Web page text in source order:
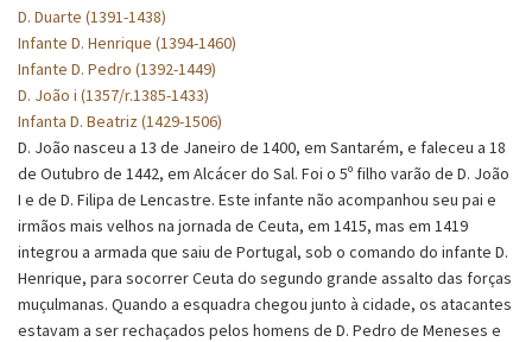
D. Duarte (1391-1438)
Infante D. Henrique (1394-1460)
Infante D. Pedro (1392-1449)
D. João i (1357/r.1385-1433)
Infanta D. Beatriz (1429-1506)
D. João nasceu a 13 de Janeiro de 1400, em Santarém, e faleceu a 18
de Outubro de 1442, em Alcácer do Sal. Foi o 5º filho varão de D. João
I e de D. Filipa de Lencastre. Este infante não acompanhou seu pai e
irmãos mais velhos na jornada de Ceuta, em 1415, mas em 1419
integrou a armada que saiu de Portugal, sob o comando do infante D.
Henrique, para socorrer Ceuta do segundo grande assalto das forças
muçulmanas. Quando a esquadra chegou junto à cidade, os atacantes
estavam a ser rechaçados pelos homens de D. Pedro de Meneses e